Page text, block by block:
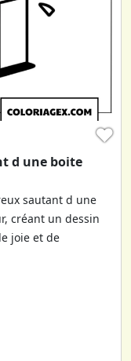
♥
d une boite
sautant d une
créant un dessin
joie et de